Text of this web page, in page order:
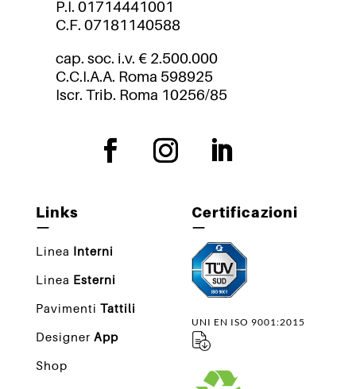
P.I. 01714441001
C.F. 07181140588
cap. soc. i.v. € 2.500.000
C.C.I.A.A. Roma 598925
Iscr. Trib. Roma 10256/85
Links
—
Linea Interni
Linea Esterni
Pavimenti Tattili
Designer App
Shop
Certificazioni
—
UNI EN ISO 9001:2015